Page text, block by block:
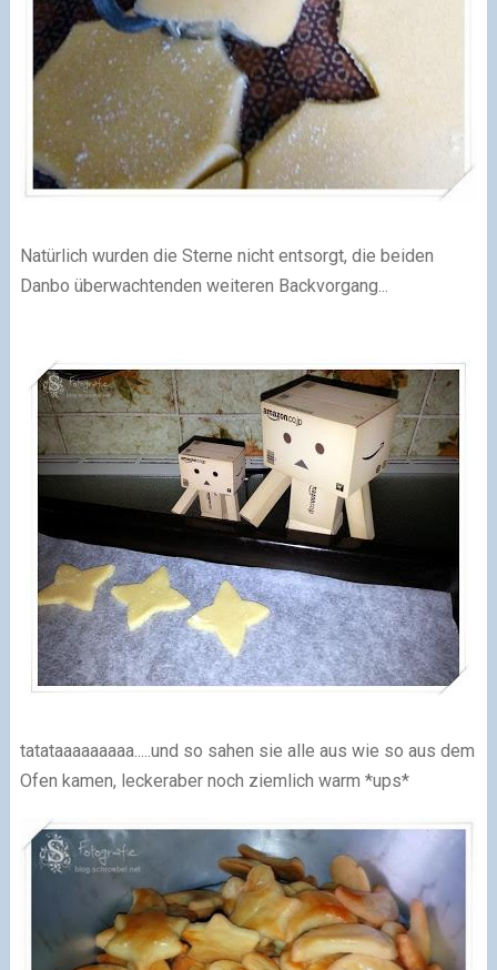
Natürlich wurden die Sterne nicht entsorgt, die beiden
Danbo überwachtenden weiteren Backvorgang...
tatataaaaaaaaa.....und so sahen sie alle aus wie so aus dem
Ofen kamen, leckeraber noch ziemlich warm *ups*